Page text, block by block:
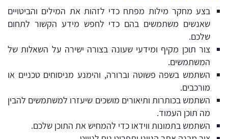
בצע מחקר מילות מפתח כדי לזהות את המילים והביטויים
שאנשים משתמשים בהם כדי לחפש מידע הקשור לתחום
שלכם.
צור תוכן מקיף ומידעי שעונה בצורה ישירה על השאלות של
המשתמשים.
השתמש בשפה פשוטה וברורה, והימנע מניסוחים טכניים או
מורכבים.
השתמש בכותרות ותיאורים מושכים שיעזרו למשתמשים להבין
מה תוכן העמוד.
השתמש בתמונות ווידאו כדי להמחיש את התוכן שלכם.